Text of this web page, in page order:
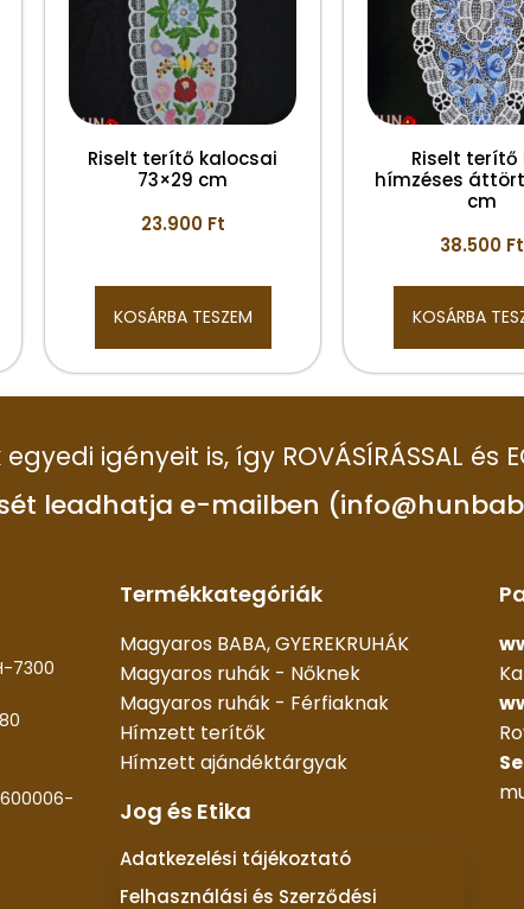
Riselt terítő kalocsai
73×29 cm
23.900 Ft
KOSÁRBA TESZEM
Riselt terítő
hímzéses
cm
38.500 Ft
KOSÁRBA
igényeit is, így ROVÁSÍRÁSSAL és
leadhatja e-mailben
7300
Termékkategóriák
Magyaros BABA, GYEREKRUHÁK
Magyaros ruhák - Nőknek
Magyaros ruhák - Férfiaknak
Hímzett terítők
Hímzett ajándéktárgyak
Jog és Etika
Adatkezelési tájékoztató
Felhasználási és Szerződési